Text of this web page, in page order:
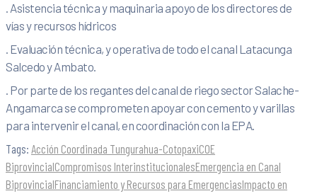
. Asistencia técnica y maquinaria apoyo de los directores de
vías y recursos hídricos
. Evaluación técnica, y operativa de todo el canal Latacunga
Salcedo y Ambato.
. Por parte de los regantes del canal de riego sector Salache-
Angamarca se comprometen apoyar con cemento y varillas
para intervenir el canal, en coordinación con la EPA.
Tags: Acción Coordinada Tungurahua-CotopaxiCOE
BiprovincialCompromisos InterinstitucionalesEmergencia en Canal
BiprovincialFinanciamiento y Recursos para EmergenciasImpacto en